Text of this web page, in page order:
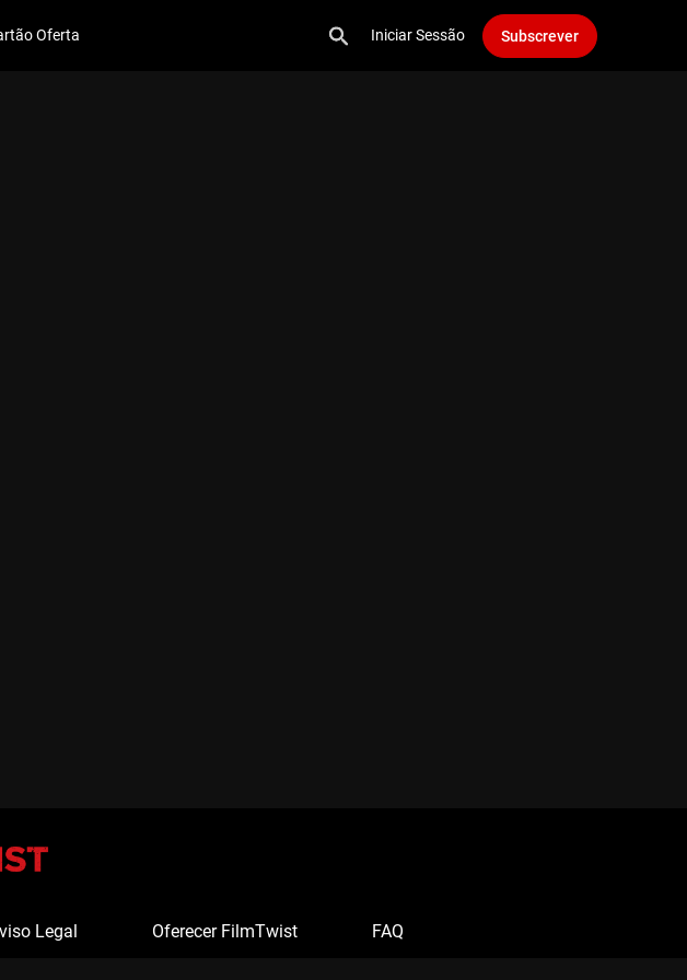
Oferta Iniciar Sessão Subscrever
Legal Oferecer FilmTwist FAQ